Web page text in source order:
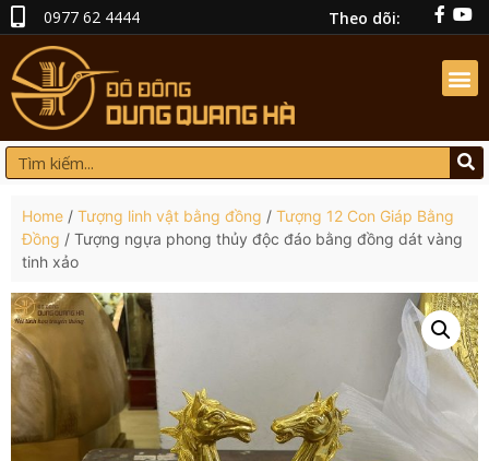
0977 62 4444 Theo dõi:
Home / Tượng linh vật bằng đồng / Tượng 12 Con Giáp Bằng
Đồng / Tượng ngựa phong thủy độc đáo bằng đồng dát vàng
tinh xảo